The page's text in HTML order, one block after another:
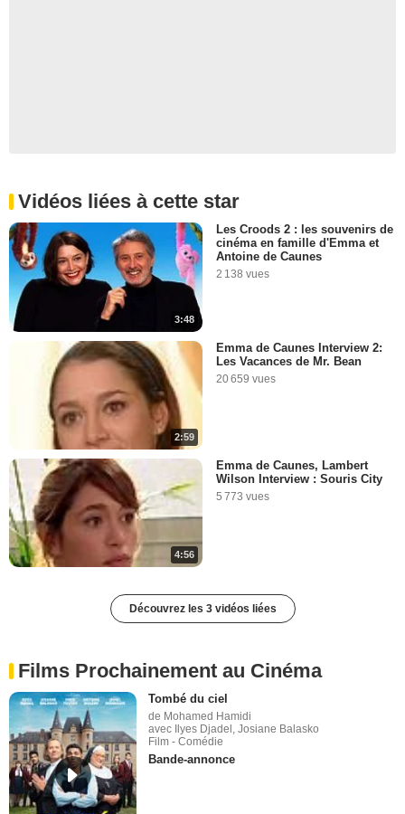
Vidéos liées à cette star
3:48
Les Croods 2 : les souvenirs de
cinéma en famille d'Emma et
Antoine de Caunes
2 138 vues
2:59
Emma de Caunes Interview 2:
Les Vacances de Mr. Bean
20 659 vues
4:56
Emma de Caunes, Lambert
Wilson Interview : Souris City
5 773 vues
Découvrez les 3 vidéos liées
Films Prochainement au Cinéma
Tombé du ciel
de Mohamed Hamidi
avec Ilyes Djadel, Josiane Balasko
Film - Comédie
Bande-annonce